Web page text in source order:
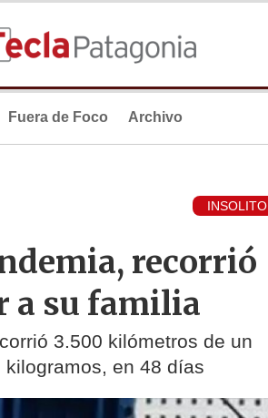
Fuera de Foco Archivo
INSOLITO
recorrió
a su familia
3.500 kilómetros de un
en 48 días